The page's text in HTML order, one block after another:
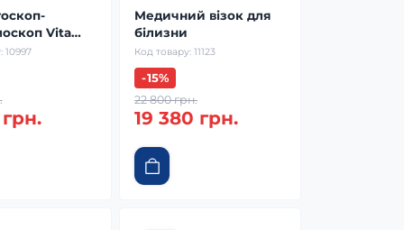
Vita
10997
Медичний візок для
білизни
Код товару:11123
-15%
22 800 грн.
19 380 грн.